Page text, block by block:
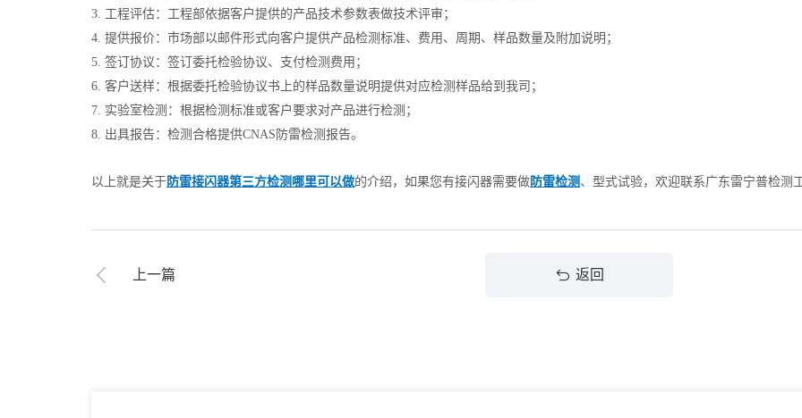
3. 工程评估：工程部依据客户提供的产品技术参数表做技术评审；
4. 提供报价：市场部以邮件形式向客户提供产品检测标准、费用、周期、样品数量及附加说明；
5. 签订协议：签订委托检验协议、支付检测费用；
6. 客户送样：根据委托检验协议书上的样品数量说明提供对应检测样品给到我司；
7. 实验室检测：根据检测标准或客户要求对产品进行检测；
8. 出具报告：检测合格提供CNAS防雷检测报告。
以上就是关于防雷接闪器第三方检测哪里可以做的介绍，如果您有接闪器需要做防雷检测 、型式试验，欢迎联系广东雷宁普检测
上一篇 返回